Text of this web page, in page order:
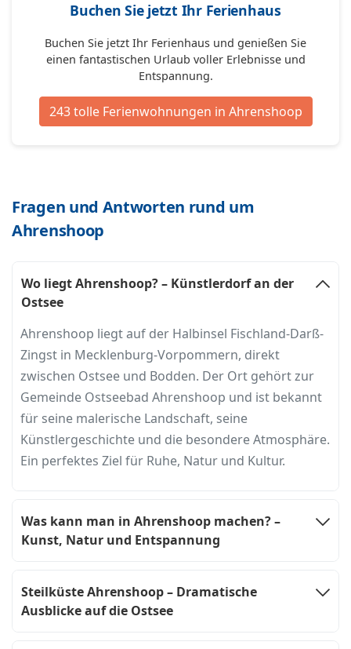
Buchen Sie jetzt Ihr Ferienhaus
Buchen Sie jetzt Ihr Ferienhaus und genießen Sie
einen fantastischen Urlaub voller Erlebnisse und
Entspannung.
243 tolle Ferienwohnungen in Ahrenshoop
Fragen und Antworten rund um
Ahrenshoop
Wo liegt Ahrenshoop? – Künstlerdorf an der
Ostsee
Ahrenshoop liegt auf der Halbinsel Fischland-Darß-
Zingst in Mecklenburg-Vorpommern, direkt
zwischen Ostsee und Bodden. Der Ort gehört zur
Gemeinde Ostseebad Ahrenshoop und ist bekannt
für seine malerische Landschaft, seine
Künstlergeschichte und die besondere Atmosphäre.
Ein perfektes Ziel für Ruhe, Natur und Kultur.
Was kann man in Ahrenshoop machen? –
Kunst, Natur und Entspannung
Steilküste Ahrenshoop – Dramatische
Ausblicke auf die Ostsee